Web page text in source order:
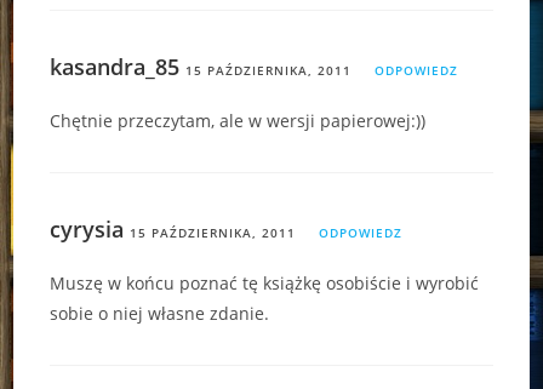
kasandra_85 15 PAŹDZIERNIKA, 2011 ODPOWIEDZ
Chętnie przeczytam, ale w wersji papierowej:))
cyrysia 15 PAŹDZIERNIKA, 2011 ODPOWIEDZ
Muszę w końcu poznać tę książkę osobiście i wyrobić
sobie o niej własne zdanie.